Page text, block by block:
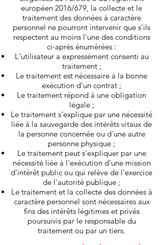
européen 2016/679, la collecte et le
traitement des données à caractère
personnel ne pourront intervenir que s'ils
respectent au moins l'une des conditions
ci-après énumérées :
L'utilisateur a expressément consenti au
traitement ;
Le traitement est nécessaire à la bonne
exécution d'un contrat ;
Le traitement répond à une obligation
légale ;
Le traitement s'explique par une nécessité
liée à la sauvegarde des intérêts vitaux de
la personne concernée ou d'une autre
personne physique ;
Le traitement peut s'expliquer par une
nécessité liée à l'exécution d'une mission
d'intérêt public ou qui relève de l'exercice
de l'autorité publique ;
Le traitement et la collecte des données à
caractère personnel sont nécessaires aux
fins des intérêts légitimes et privés
poursuivis par le responsable du
traitement ou par un tiers.